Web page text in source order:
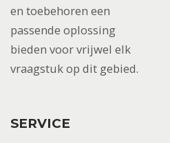
en toebehoren een
passende oplossing
bieden voor vrijwel elk
vraagstuk op dit gebied.
SERVICE